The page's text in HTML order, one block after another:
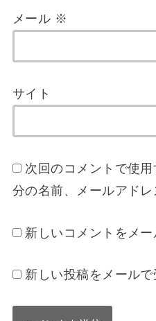
メール ※
サイト
次回のコメントで使
分の名前、メールアドレ
新しいコメントをメー
新しい投稿をメールで